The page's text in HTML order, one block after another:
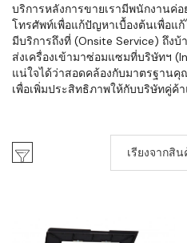
บริการหลังการขายเรามีพนักงานค่
โทรศัพท์เพื่อแก้ปัญหาเบื้องต้นเพื่อแ
มีบริการถึงที่ (Onsite Service) ถึง
ส่งเครื่องเข้ามาซ่อมแซมที่บริษัทฯ
แน่ใจได้ว่าสอดคล้องกับมาตรฐาน
เพื่อเพิ่มประสิทธิภาพให้กับบริษัทคู่ค้
เรียงจากสิน
ใหม่-เก่า